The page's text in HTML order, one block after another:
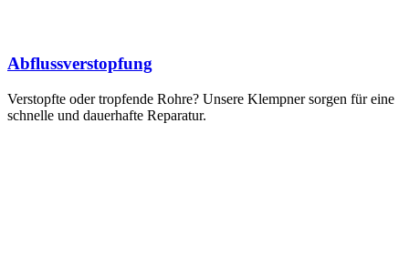
Abflussverstopfung
Verstopfte oder tropfende Rohre? Unsere Klempner sorgen für eine
schnelle und dauerhafte Reparatur.